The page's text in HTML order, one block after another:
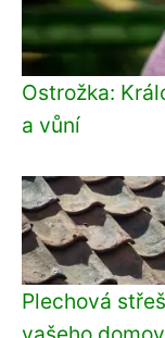
Ostrožka:
a vůní
Plechová